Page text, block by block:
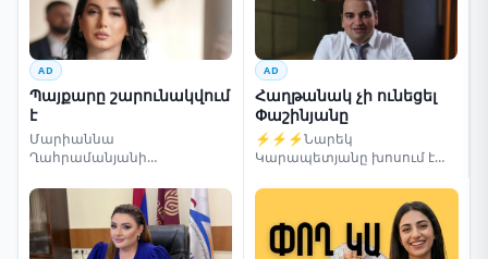
AD
Պայքարը շարունակվում
է
Մարիաննա
Ղահրամանյանի
AD
Հաղթանակ չի ունեցել
Փաշինյանը
⚡⚡⚡Նարեկ
Կարապետյանը խոսում է